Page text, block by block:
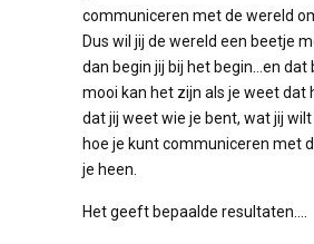
communiceren met de wereld
Dus wil jij de wereld een beetje
dan begin jij bij het begin…en dat
mooi kan het zijn als je weet dat
dat jij weet wie je bent, wat jij
hoe je kunt communiceren met
je heen.
Het geeft bepaalde resultaten….